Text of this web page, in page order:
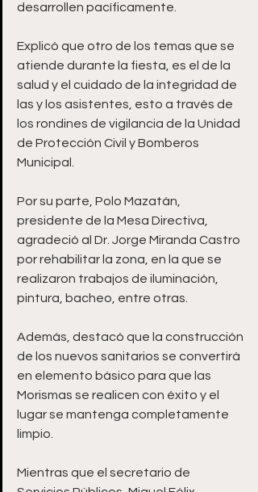
desarrollen pacíficamente.
Explicó que otro de los temas que se
atiende durante la fiesta, es el de la
salud y el cuidado de la integridad de
las y los asistentes, esto a través de
los rondines de vigilancia de la Unidad
de Protección Civil y Bomberos
Municipal.
Por su parte, Polo Mazatán,
presidente de la Mesa Directiva,
agradeció al Dr. Jorge Miranda Castro
por rehabilitar la zona, en la que se
realizaron trabajos de iluminación,
pintura, bacheo, entre otras.
Además, destacó que la construcción
de los nuevos sanitarios se convertirá
en elemento básico para que las
Morismas se realicen con éxito y el
lugar se mantenga completamente
limpio.
Mientras que el secretario de